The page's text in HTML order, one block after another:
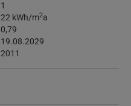
1
22 kWh/m2a
0,79
19.08.2029
2011